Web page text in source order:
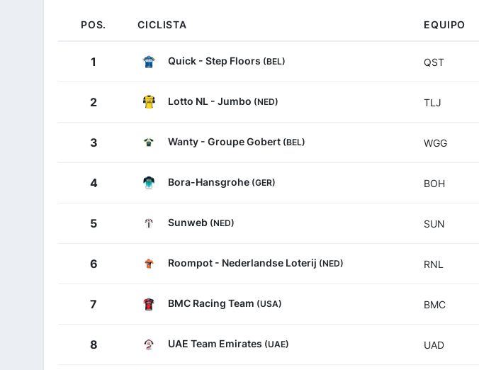
POS. CICLISTA EQUIPO
1 Quick - Step Floors (BEL) QST
2 Lotto NL - Jumbo (NED) TLJ
3 Wanty - Groupe Gobert (BEL) WGG
4 Bora-Hansgrohe (GER) BOH
5 Sunweb (NED) SUN
6 Roompot - Nederlandse Loterij (NED) RNL
7 BMC Racing Team (USA) BMC
8 UAE Team Emirates (UAE) UAD